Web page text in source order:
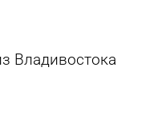
Владивостока